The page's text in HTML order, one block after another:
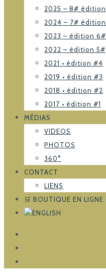
2025 – 8# édition
2024 – 7# édition
2023 – édition 6#
2022 – édition 5#
2021 • édition #4
2019 • édition #3
2018 • édition #2
2017 • édition #1
MÉDIAS
VIDEOS
PHOTOS
360°
CONTACT
LIENS
🛒 BOUTIQUE EN LIGNE